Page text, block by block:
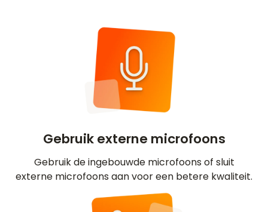
Gebruik externe microfoons
Gebruik de ingebouwde microfoons of sluit
externe microfoons aan voor een betere kwaliteit.